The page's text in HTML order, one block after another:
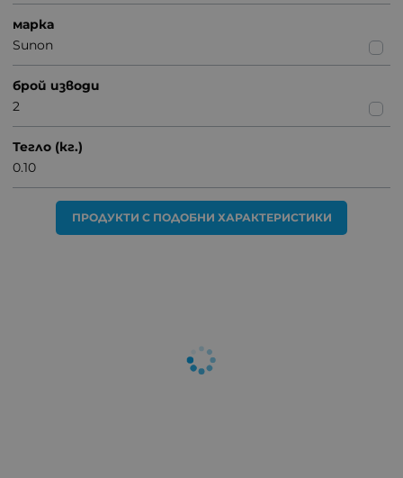
марка
Sunon
брой изводи
2
Тегло (кг.)
0.10
ПРОДУКТИ С ПОДОБНИ ХАРАКТЕРИСТИКИ